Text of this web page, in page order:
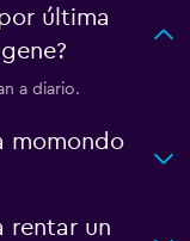
última
a diario.
momondo
rentar un